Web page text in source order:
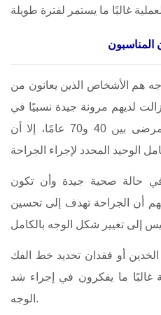
المناسبون
هم الأشخاص الذين يعانون من
لديهم مرونة جيدة نسبيًا في
البشرة. عادة ما يكون عمر المرضى بين 40 و70 عامًا، إلا أن
حالة صحية جيدة وأن تكون
أن الجراحة تهدف إلى تحسين
أو فقدان تحديد خط الفك
غالبًا ما يفكرون في إجراء شد
الوجه.